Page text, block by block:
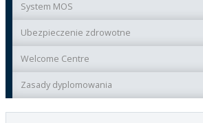
System MOS
Ubezpieczenie zdrowotne
Welcome Centre
Zasady dyplomowania